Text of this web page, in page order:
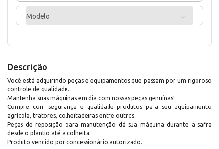
Modelo
Descrição
Você está adquirindo peças e equipamentos que passam por um rigoroso
controle de qualidade.
Mantenha suas máquinas em dia com nossas peças genuínas!
Compre com segurança e qualidade produtos para seu equipamento
agrícola, tratores, colheitadeiras entre outros.
Peças de reposição para manutenção dá sua máquina durante a safra
desde o plantio até a colheita.
Produto vendido por concessionário autorizado.